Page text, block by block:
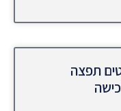
תפצה